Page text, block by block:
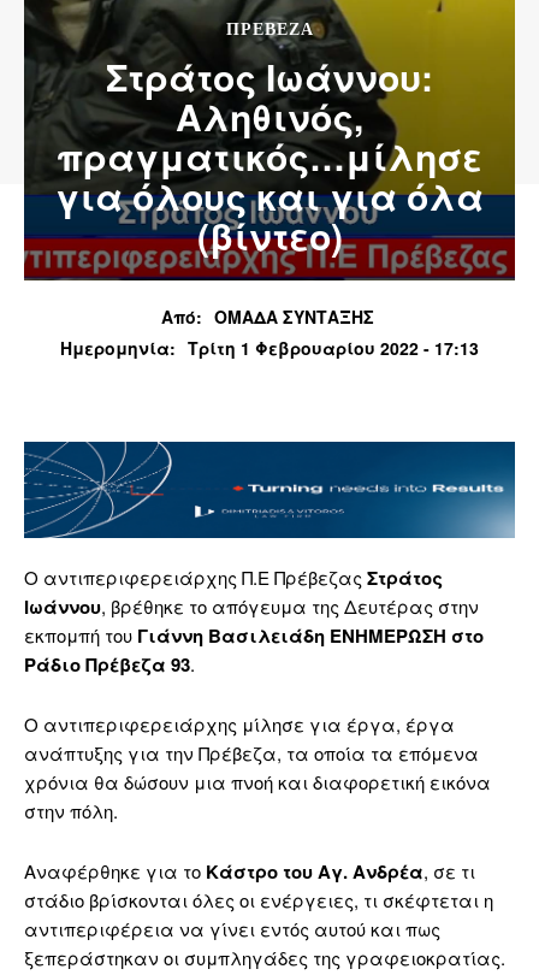
ΠΡΕΒΕΖΑ
Στράτος Ιωάννου:
Αληθινός,
πραγματικός…μίλησε
για όλους και για όλα
(βίντεο)
Από: ΟΜΑΔΑ ΣΥΝΤΑΞΗΣ
Ημερομηνία: Τρίτη 1 Φεβρουαρίου 2022 - 17:13
Ο αντιπεριφερειάρχης Π.Ε Πρέβεζας Στράτος
Ιωάννου, βρέθηκε το απόγευμα της Δευτέρας στην
εκπομπή του Γιάννη Βασιλειάδη ΕΝΗΜΕΡΩΣΗ στο
Ράδιο Πρέβεζα 93.
Ο αντιπεριφερειάρχης μίλησε για έργα, έργα
ανάπτυξης για την Πρέβεζα, τα οποία τα επόμενα
χρόνια θα δώσουν μια πνοή και διαφορετική εικόνα
στην πόλη.
Αναφέρθηκε για το Κάστρο του Αγ. Ανδρέα, σε τι
στάδιο βρίσκονται όλες οι ενέργειες, τι σκέφτεται η
αντιπεριφέρεια να γίνει εντός αυτού και πως
ξεπεράστηκαν οι συμπληγάδες της γραφειοκρατίας.